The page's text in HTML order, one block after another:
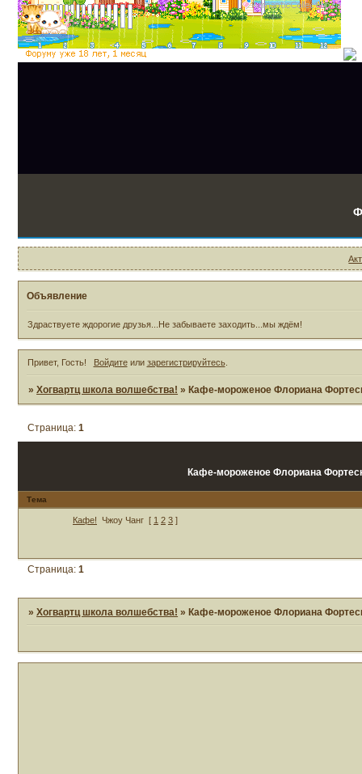
Объявление
Здраствуете ждорогие друзья...Не забываете заходить...мы ждём!
Привет, Гость! Войдитеили зарегистрируйтесь.
»Хогвартц школа волшебства! »Кафе-мороженое Флориана
Кафе-мороженое Флориана
Страница:1
Тема
Кафе! Чжоу Чанг [ 1 2 3 ]
Страница:1
»Хогвартц школа волшебства! » Кафе-мороженое Флориана